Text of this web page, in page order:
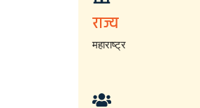
राज्य
महाराष्ट्र